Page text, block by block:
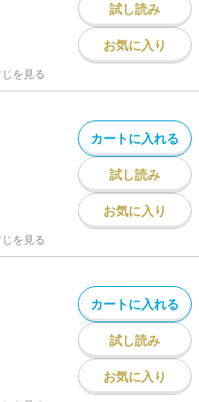
試し読み
お気に入り
を見る
カートに入れる
試し読み
お気に入り
を見る
カートに入れる
試し読み
お気に入り